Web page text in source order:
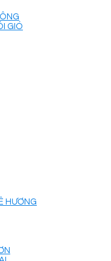
GIÓ
HƯƠNG